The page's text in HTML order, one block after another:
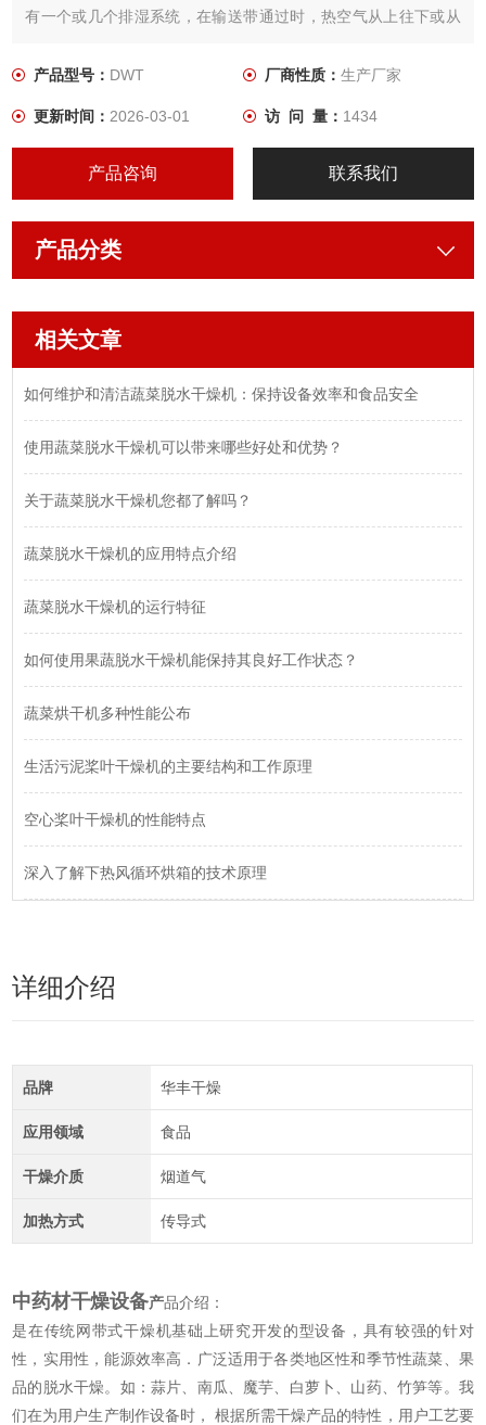
有一个或几个排湿系统，在输送带通过时，热空气从上往下或从
产品型号： DWT 厂商性质： 生产厂家
更新时间：2026-03-01 访 问 量： 1434
产品咨询 联系我们
产品分类
相关文章
如何维护和清洁蔬菜脱水干燥机：保持设备效率和食品安全
使用蔬菜脱水干燥机可以带来哪些好处和优势？
关于蔬菜脱水干燥机您都了解吗？
蔬菜脱水干燥机的应用特点介绍
蔬菜脱水干燥机的运行特征
如何使用果蔬脱水干燥机能保持其良好工作状态？
蔬菜烘干机多种性能公布
生活污泥桨叶干燥机的主要结构和工作原理
空心桨叶干燥机的性能特点
深入了解下热风循环烘箱的技术原理
详细介绍
品牌 华丰干燥
应用领域 食品
干燥介质 烟道气
加热方式 传导式
中药材干燥设备产品介绍：
是在传统网带式干燥机基础上研究开发的型设备，具有较强的针对
性，实用性，能源效率高．广泛适用于各类地区性和季节性蔬菜、果
品的脱水干燥。如：蒜片、南瓜、魔芋、白萝卜、山药、竹笋等。我
们在为用户生产制作设备时， 根据所需干燥产品的特性，用户工艺要